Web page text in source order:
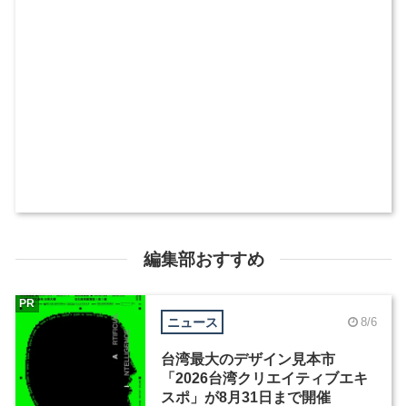
編集部おすすめ
ニュース 8/6
台湾最大のデザイン見本市
「2026台湾クリエイティブエキ
スポ」が8月31日まで開催
PR